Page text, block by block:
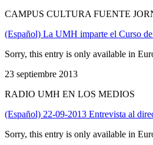
CAMPUS CULTURA FUENTE
(Español) La UMH imparte el Curso
Sorry, this entry is only available in
23 septiembre 2013
RADIO UMH EN LOS MEDIOS
(Español) 22-09-2013 Entrevista al
Sorry, this entry is only available in